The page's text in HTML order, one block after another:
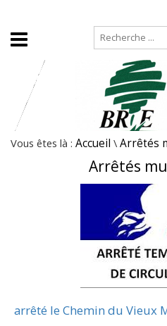
Vous êtes là : Accueil \ Arrêtés
Arrêtés
arrêté le Chemin du Vieux